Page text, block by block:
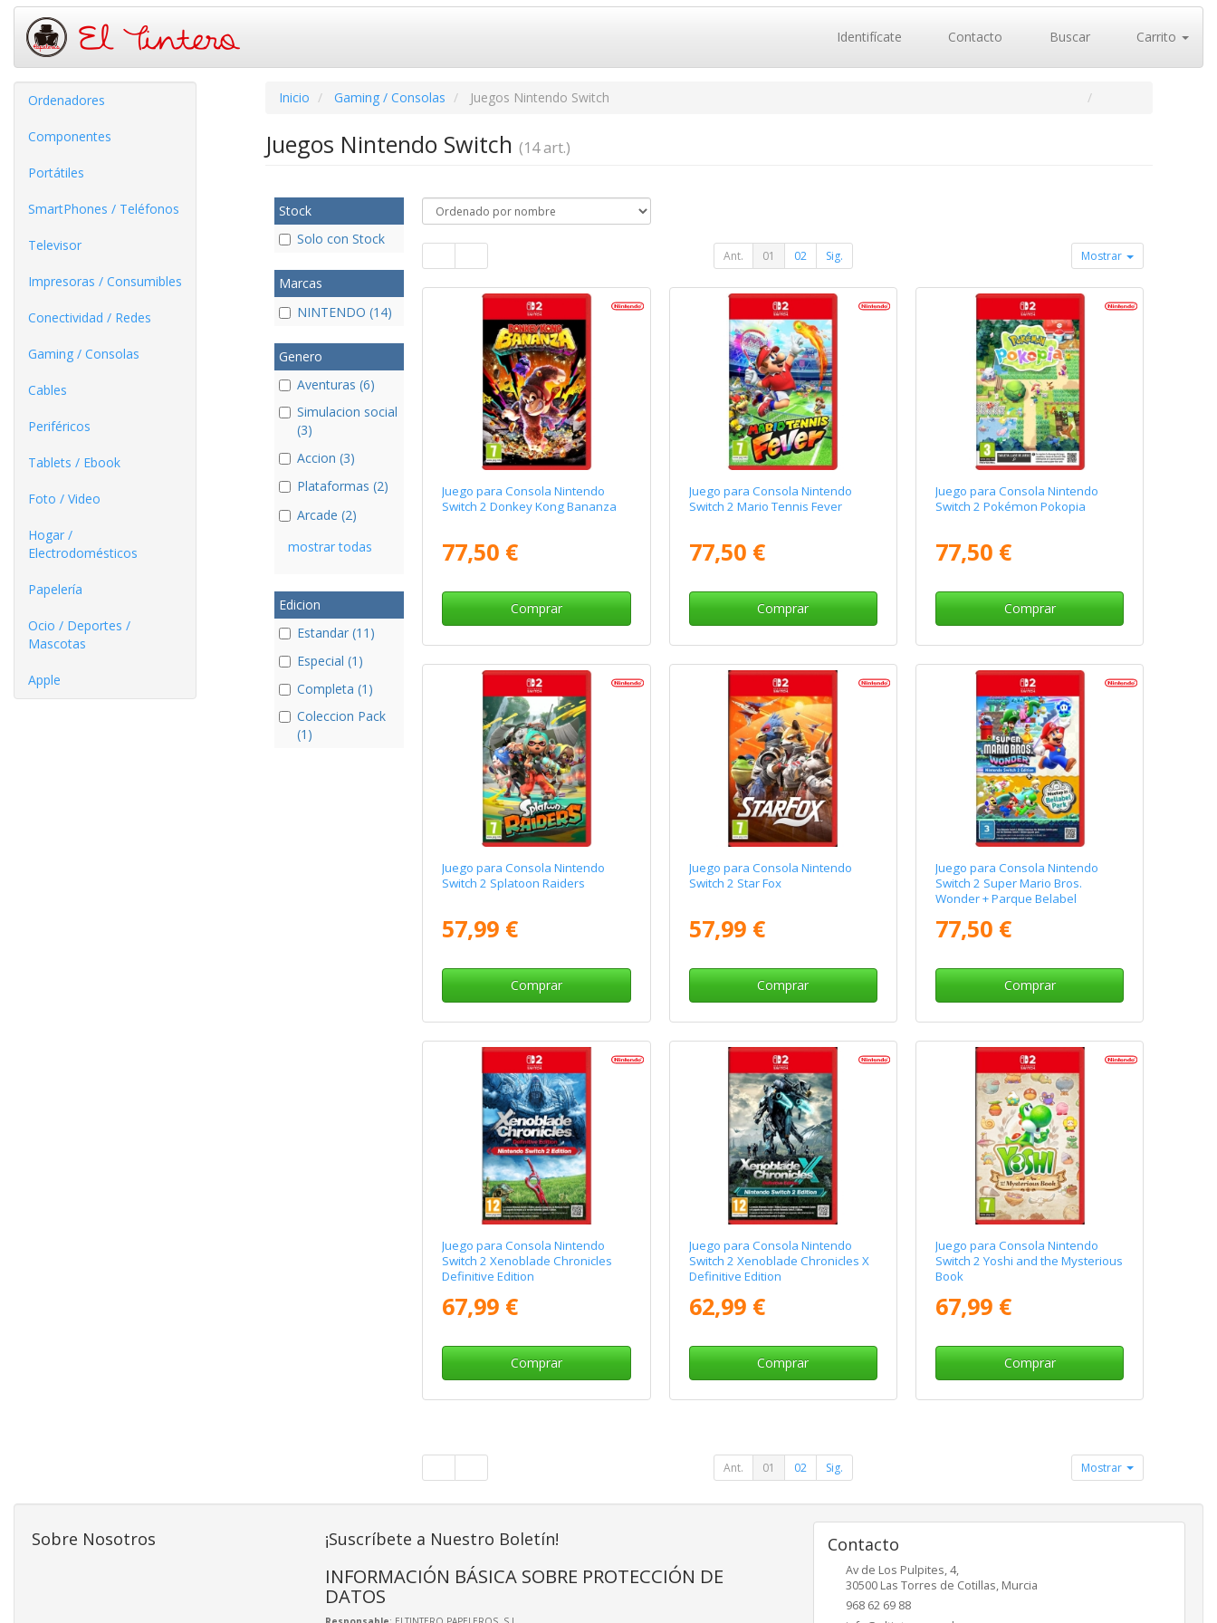
Identifícate Contacto Buscar Carrito
Ordenadores
Componentes
Portátiles
SmartPhones / Teléfonos
Televisor
Impresoras / Consumibles
Conectividad / Redes
Gaming / Consolas
Cables
Periféricos
Tablets / Ebook
Foto / Video
Hogar /
Electrodomésticos
Papelería
Ocio / Deportes /
Mascotas
Apple
Inicio Gaming / Consolas Juegos Nintendo Switch
Juegos Nintendo Switch (14 art.)
Stock
Solo con Stock
Marcas
NINTENDO (14)
Genero
Aventuras (6)
Simulacion social
(3)
Accion (3)
Plataformas (2)
Arcade (2)
mostrar todas
Edicion
Estandar (11)
Especial (1)
Completa (1)
Coleccion Pack
(1)
Ant. 01 02 Sig. Mostrar
Juego para Consola Nintendo
Switch 2 Donkey Kong Bananza
77,50 €
Comprar
Juego para Consola Nintendo
Switch 2 Mario Tennis Fever
77,50 €
Comprar
Juego para Consola Nintendo
Switch 2 Pokémon Pokopia
77,50 €
Comprar
Juego para Consola Nintendo
Switch 2 Splatoon Raiders
57,99 €
Comprar
Juego para Consola Nintendo
Switch 2 Star Fox
57,99 €
Comprar
Juego para Consola Nintendo
Switch 2 Super Mario Bros.
Wonder + Parque Belabel
77,50 €
Comprar
Juego para Consola Nintendo
Switch 2 Xenoblade Chronicles
Definitive Edition
67,99 €
Comprar
Juego para Consola Nintendo
Switch 2 Xenoblade Chronicles X
Definitive Edition
62,99 €
Comprar
Juego para Consola Nintendo
Switch 2 Yoshi and the Mysterious
Book
67,99 €
Comprar
Ant. 01 02 Sig. Mostrar
Sobre Nosotros ¡Suscríbete a Nuestro Boletín!
INFORMACIÓN BÁSICA SOBRE PROTECCIÓN DE
DATOS
Contacto
Av de Los Pulpites, 4,
30500 Las Torres de Cotillas, Murcia
968 62 69 88